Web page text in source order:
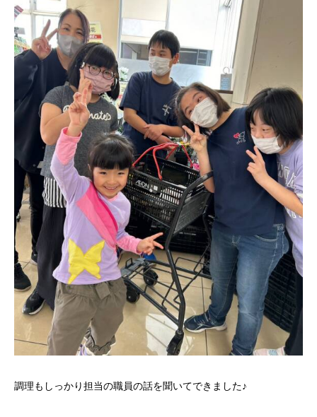
調理もしっかり担当の職員の話を聞いてできました♪